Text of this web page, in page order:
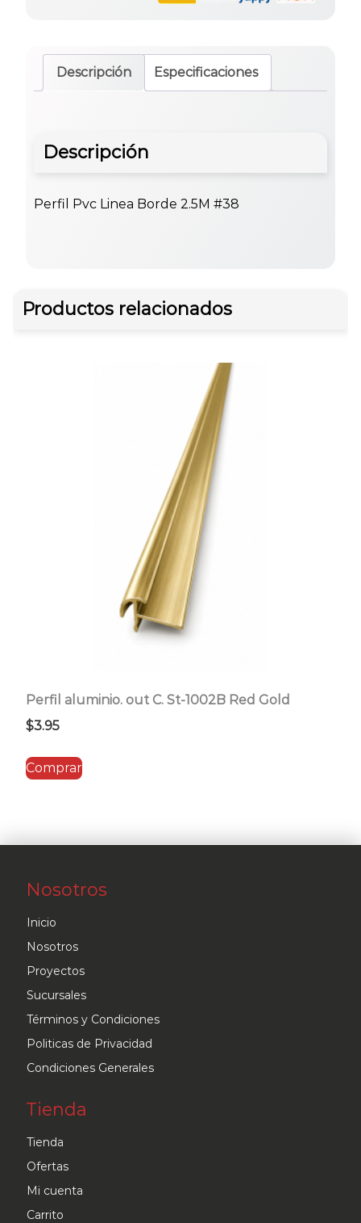
Descripción Especificaciones
Descripción
Perfil Pvc Linea Borde 2.5M #38
Productos relacionados
Perfil aluminio. out C. St-1002B Red Gold
$3.95
Comprar
Nosotros
Inicio
Nosotros
Proyectos
Sucursales
Términos y Condiciones
Politicas de Privacidad
Condiciones Generales
Tienda
Tienda
Ofertas
Mi cuenta
Carrito